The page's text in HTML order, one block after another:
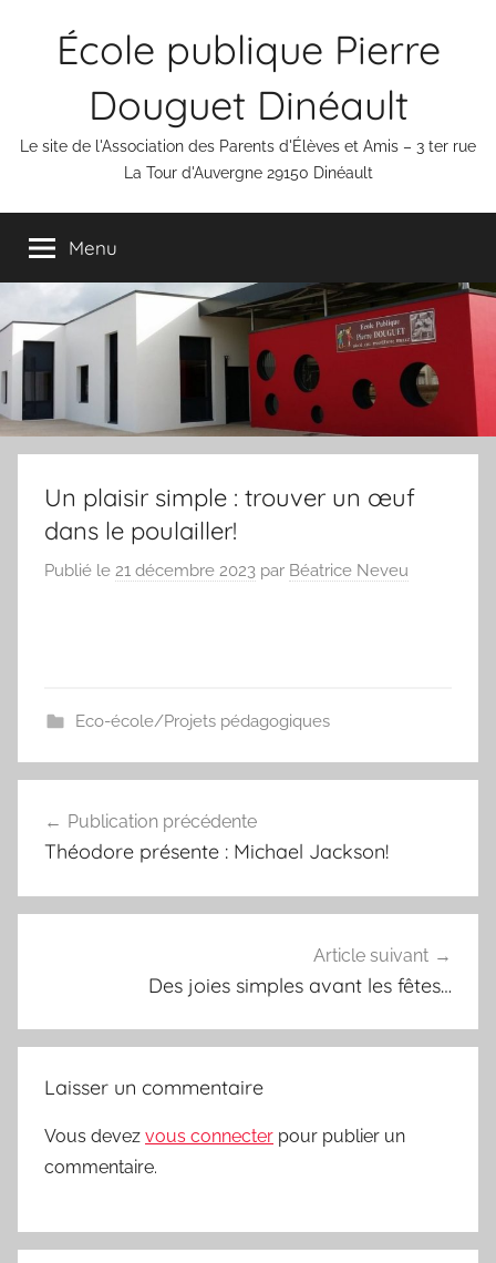
École publique Pierre
Douguet Dinéault
Le site de l'Association des Parents d'Élèves et Amis – 3 ter rue
La Tour d'Auvergne 29150 Dinéault
Menu
Un plaisir simple : trouver un œuf
dans le poulailler!
Publié le 21 décembre 2023 par Béatrice Neveu
Eco-école/Projets pédagogiques
de
Publication précédente
Théodore présente : Michael Jackson!
Article suivant
Des joies simples avant les fêtes…
Laisser un commentaire
Vous devez vous connecter pour publier un
commentaire.